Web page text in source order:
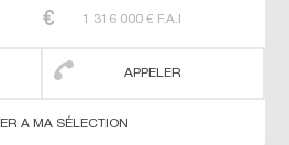
1 316 000 € F.A.I
APPELER
A MA SÉLECTION